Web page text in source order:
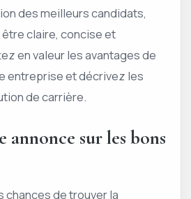
des meilleurs candidats,
claire, concise et
en valeur les avantages de
entreprise et décrivez les
de carrière.
annonce sur les bons
chances de trouver la